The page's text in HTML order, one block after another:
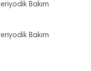
Bakım
Bakım